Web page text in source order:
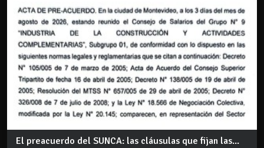
El preacuerdo del SUNCA: las cláusulas que fijan las...